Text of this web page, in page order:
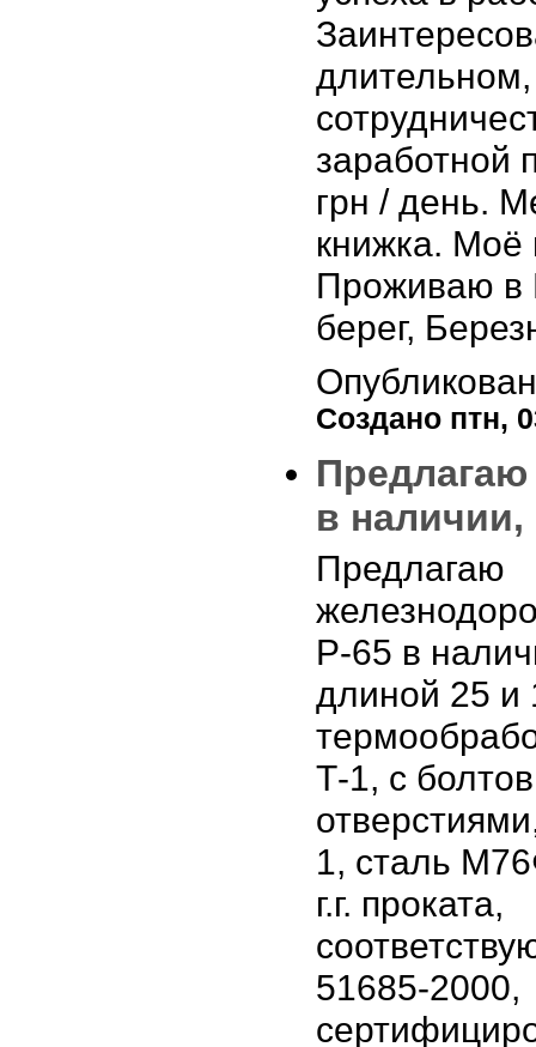
заработной
грн / день.
книжка. Моё
Проживаю в
берег,
Создано птн,
в наличии,
Предлагаю
Р-65 в
длиной 25 и
Т-1, с
1, сталь
г.г. проката,
51685-2000,